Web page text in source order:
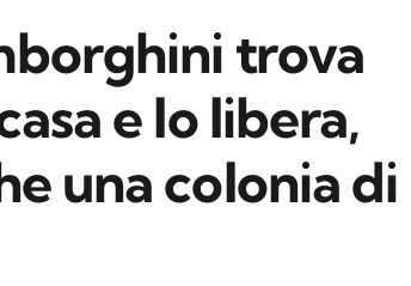
trova
e lo libera,
una colonia di